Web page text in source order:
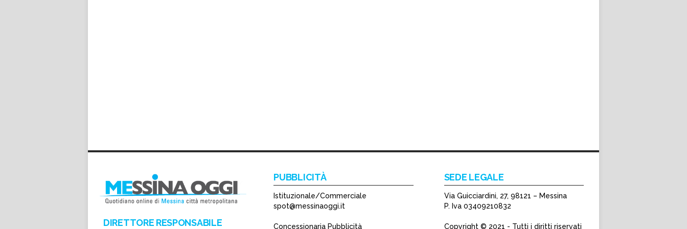
DIRETTORE RESPONSABILE
PUBBLICITÀ
Istituzionale/Commerciale
spot@messinaoggi.it
Concessionaria Pubblicità
SEDE LEGALE
Via Guicciardini, 27, 98121 – Messina
P. Iva 03409210832
Copyright © 2021 - Tutti i diritti riservati